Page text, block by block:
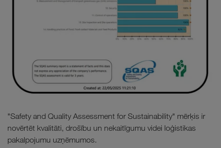
"Safety and Quality Assessment for Sustainability" mērķis ir
novērtēt kvalitāti, drošību un nekaitīgumu videi loģistikas
pakalpojumu uzņēmumos.